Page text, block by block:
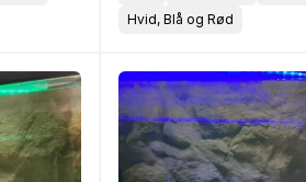
Hvid, Blå og Rød